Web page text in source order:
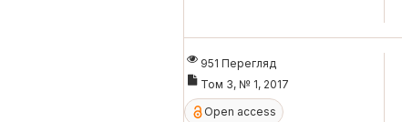
951 Перегляд
Том 3, № 1, 2017
Open access